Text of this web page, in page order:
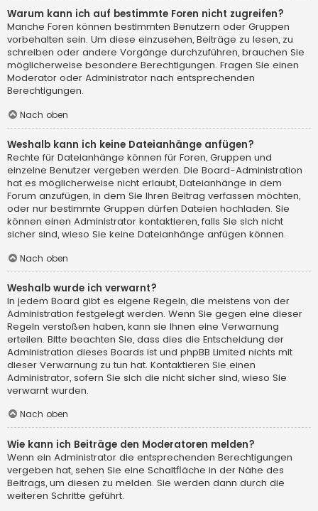
Warum kann ich auf bestimmte Foren nicht zugreifen?
Manche Foren können bestimmten Benutzern oder Gruppen
vorbehalten sein. Um diese einzusehen, Beiträge zu lesen, zu
schreiben oder andere Vorgänge durchzuführen, brauchen Sie
möglicherweise besondere Berechtigungen. Fragen Sie einen
Moderator oder Administrator nach entsprechenden
Berechtigungen.
Nach oben
Weshalb kann ich keine Dateianhänge anfügen?
Rechte für Dateianhänge können für Foren, Gruppen und
einzelne Benutzer vergeben werden. Die Board-Administration
hat es möglicherweise nicht erlaubt, Dateianhänge in dem
Forum anzufügen, in dem Sie Ihren Beitrag verfassen möchten,
oder nur bestimmte Gruppen dürfen Dateien hochladen. Sie
können einen Administrator kontaktieren, falls Sie sich nicht
sicher sind, wieso Sie keine Dateianhänge anfügen können.
Nach oben
Weshalb wurde ich verwarnt?
In jedem Board gibt es eigene Regeln, die meistens von der
Administration festgelegt werden. Wenn Sie gegen eine dieser
Regeln verstoßen haben, kann sie Ihnen eine Verwarnung
erteilen. Bitte beachten Sie, dass dies die Entscheidung der
Administration dieses Boards ist und phpBB Limited nichts mit
dieser Verwarnung zu tun hat. Kontaktieren Sie einen
Administrator, sofern Sie sich die nicht sicher sind, wieso Sie
verwarnt wurden.
Nach oben
Wie kann ich Beiträge den Moderatoren melden?
Wenn ein Administrator die entsprechenden Berechtigungen
vergeben hat, sehen Sie eine Schaltfläche in der Nähe des
Beitrags, um diesen zu melden. Sie werden dann durch die
weiteren Schritte geführt.